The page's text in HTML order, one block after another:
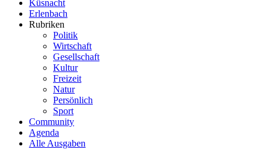
Küsnacht
Erlenbach
Rubriken
Politik
Wirtschaft
Gesellschaft
Kultur
Freizeit
Natur
Persönlich
Sport
Community
Agenda
Alle Ausgaben